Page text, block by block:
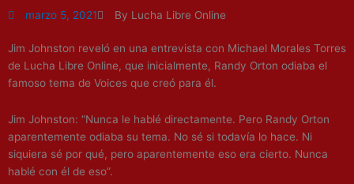
marzo 5, 2021 By Lucha Libre Online
Jim Johnston reveló en una entrevista con Michael Morales Torres
de Lucha Libre Online, que inicialmente, Randy Orton odiaba el
famoso tema de Voices que creó para él.
Jim Johnston: “Nunca le hablé directamente. Pero Randy Orton
aparentemente odiaba su tema. No sé si todavía lo hace. Ni
siquiera sé por qué, pero aparentemente eso era cierto. Nunca
hablé con él de eso”.